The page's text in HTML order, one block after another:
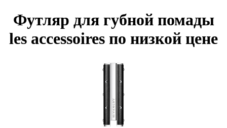
Футляр для губной помады
les accessoires по низкой цене